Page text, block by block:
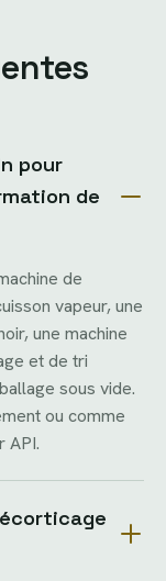
pour
de
de
vapeur, une
une machine
et de tri
sous vide.
ou comme
API.